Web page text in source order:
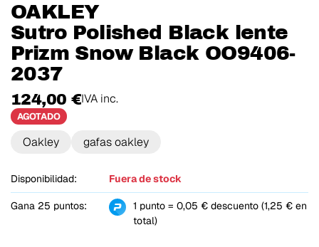
OAKLEY
Sutro Polished Black lente
Prizm Snow Black OO9406-
2037
124,00 €IVA inc.
AGOTADO
Oakley gafas oakley
Disponibilidad: Fuera de stock
Gana 25 puntos:
1 punto = 0,05 € descuento (1,25 € en
total)